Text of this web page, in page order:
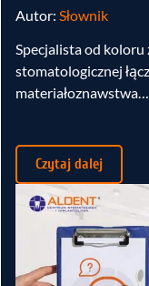
Autor: Słownik
Specjalista od
stomatologicznej
materiałoznawstwa…
Czytaj dalej